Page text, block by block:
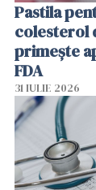
Pastila
colesterol
primește
FDA
31 IULIE 2026